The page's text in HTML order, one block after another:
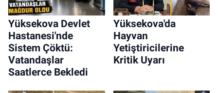
Yüksekova Devlet
Hastanesi'nde
Sistem Çöktü:
Vatandaşlar
Saatlerce Bekledi
Yüksekova'da
Hayvan
Yetiştiricilerine
Kritik Uyarı